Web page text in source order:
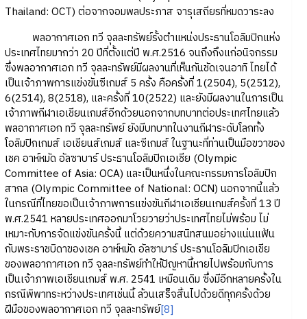
Thailand: OCT) ต่อจากจอมพลประภาส จารุเสถียรที่หมดวาระลง
พลอากาศเอก ทวี จุลละทรัพย์รั้งตำแหน่งประธานโอลิมปิกแห่ง
ประเทศไทยมากว่า 20 ปีที่ตั้งแต่ปี พ.ศ.2516 จนถึงถึงแก่อนิจกรรม
ซึ่งพลอากาศเอก ทวี จุลละทรัพย์มีผลงานที่เห็นกันชัดเจนอาทิ ไทยได้
เป็นเจ้าภาพการแข่งขันซีเกมส์ 5 ครั้ง คือครั้งที่ 1(2504), 5(2512),
6(2514), 8(2518), และครั้งที่ 10(2522) และยังมีผลงานในการเป็น
เจ้าภาพกีฬาเอเชียนเกมส์อีกด้วยนอกจากบทบาทต่อประเทศไทยแล้ว
พลอากาศเอก ทวี จุลละทรัพย์ ยังมีบทบาทในงานกีฬาระดับโลกทั้ง
โอลิมปิกเกมส์ เอเชียนส์เกมส์ และซีเกมส์ ในฐานะที่ท่านเป็นมือขวาของ
เชค อาห์หมัด อัลซาบาร์ ประธานโอลิมปิกเอเชีย (Olympic
Committee of Asia: OCA) และเป็นหนึ่งในคณะกรรมการโอลิมปิก
สากล (Olympic Committee of National: OCN) นอกจากนี้แล้ว
ในกรณีที่ไทยขอเป็นเจ้าภาพการแข่งขันกีฬาเอเชียนเกมส์ครั้งที่ 13 ปี
พ.ศ.2541 หลายประเทศออกมาโวยวายว่าประเทศไทยไม่พร้อม ไม่
เหมาะกับการจัดแข่งขันครั้งนี้ แต่ด้วยความสนิทสนมอย่างแน่นแฟ้น
กับพระราชบิดาของเชค อาห์หมัด อัลซาบาร์ ประธานโอลิมปิกเอเชีย
ของพลอากาศเอก ทวี จุลละทรัพย์ทำให้ปัญหานี้หายไปพร้อมกับการ
เป็นเจ้าภาพเอเชียนเกมส์ พ.ศ. 2541 เหมือนเดิม ซึ่งมีอีกหลายครั้งใน
กรณีพิพาทระหว่างประเทศเช่นนี้ ล้วนเสร็จสิ้นไปด้วยดีทุกครั้งด้วย
ฝีมือของพลอากาศเอก ทวี จุลละทรัพย์[8]